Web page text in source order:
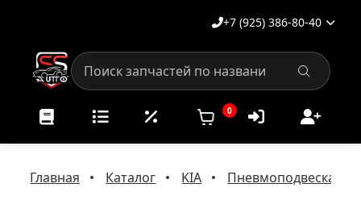
+7 (925) 386-80-40
0
Главная Каталог KIA Пневмоподвеска на